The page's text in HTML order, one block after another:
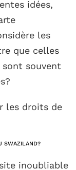
idées,
les
que celles
souvent
les droits de
SWAZILAND?
inoubliable